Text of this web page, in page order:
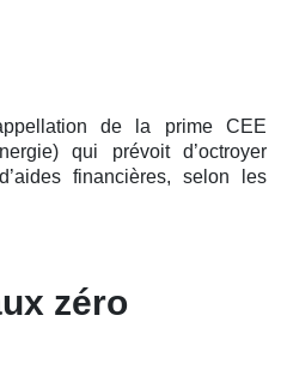
de la prime CEE
qui prévoit d’octroyer
financières, selon les
zéro